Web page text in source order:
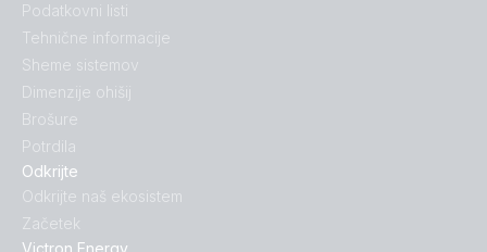
Odkrijte
Odkrijte naš ekosistem
Začetek
Podatkovni listi
Tehnične informacije
Sheme sistemov
Dimenzije ohišij
Brošure
Potrdila